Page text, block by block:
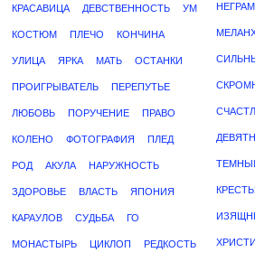
КРАСАВИЦА ДЕВСТВЕННОСТЬ УМ
КОСТЮМ ПЛЕЧО КОНЧИНА
УЛИЦА ЯРКА МАТЬ ОСТАНКИ
ПРОИГРЫВАТЕЛЬ ПЕРЕПУТЬЕ
ЛЮБОВЬ ПОРУЧЕНИЕ ПРАВО
КОЛЕНО ФОТОГРАФИЯ ПЛЕД
РОД АКУЛА НАРУЖНОСТЬ
ЗДОРОВЬЕ ВЛАСТЬ ЯПОНИЯ
КАРАУЛОВ СУДЬБА ГО
МОНАСТЫРЬ ЦИКЛОП РЕДКОСТЬ